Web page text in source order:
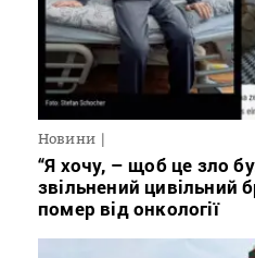
Новини
“Я хочу, – щоб це зло
звільнений цивільний
помер від онкології